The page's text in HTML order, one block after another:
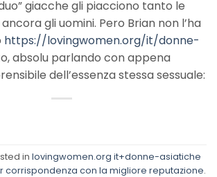
giacche gli piacciono tanto le
gli uomini. Pero Brian non l’ha
https://lovingwomen.org/it/donne-
absolu parlando con appena
dell’essenza stessa sessuale:
in lovingwomen.org it+donne-asiatiche
corrispondenza con la migliore reputazione.